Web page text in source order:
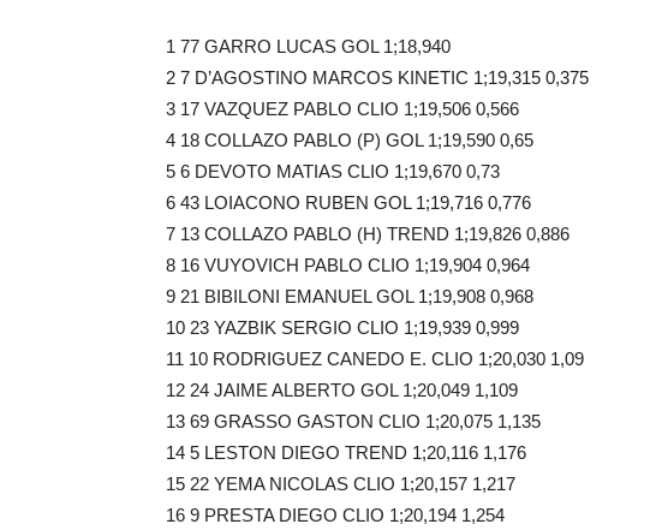
1 77 GARRO LUCAS GOL 1;18,940
2 7 D’AGOSTINO MARCOS KINETIC 1;19,315 0,375
3 17 VAZQUEZ PABLO CLIO 1;19,506 0,566
4 18 COLLAZO PABLO (P) GOL 1;19,590 0,65
5 6 DEVOTO MATIAS CLIO 1;19,670 0,73
6 43 LOIACONO RUBEN GOL 1;19,716 0,776
7 13 COLLAZO PABLO (H) TREND 1;19,826 0,886
8 16 VUYOVICH PABLO CLIO 1;19,904 0,964
9 21 BIBILONI EMANUEL GOL 1;19,908 0,968
10 23 YAZBIK SERGIO CLIO 1;19,939 0,999
11 10 RODRIGUEZ CANEDO E. CLIO 1;20,030 1,09
12 24 JAIME ALBERTO GOL 1;20,049 1,109
13 69 GRASSO GASTON CLIO 1;20,075 1,135
14 5 LESTON DIEGO TREND 1;20,116 1,176
15 22 YEMA NICOLAS CLIO 1;20,157 1,217
16 9 PRESTA DIEGO CLIO 1;20,194 1,254